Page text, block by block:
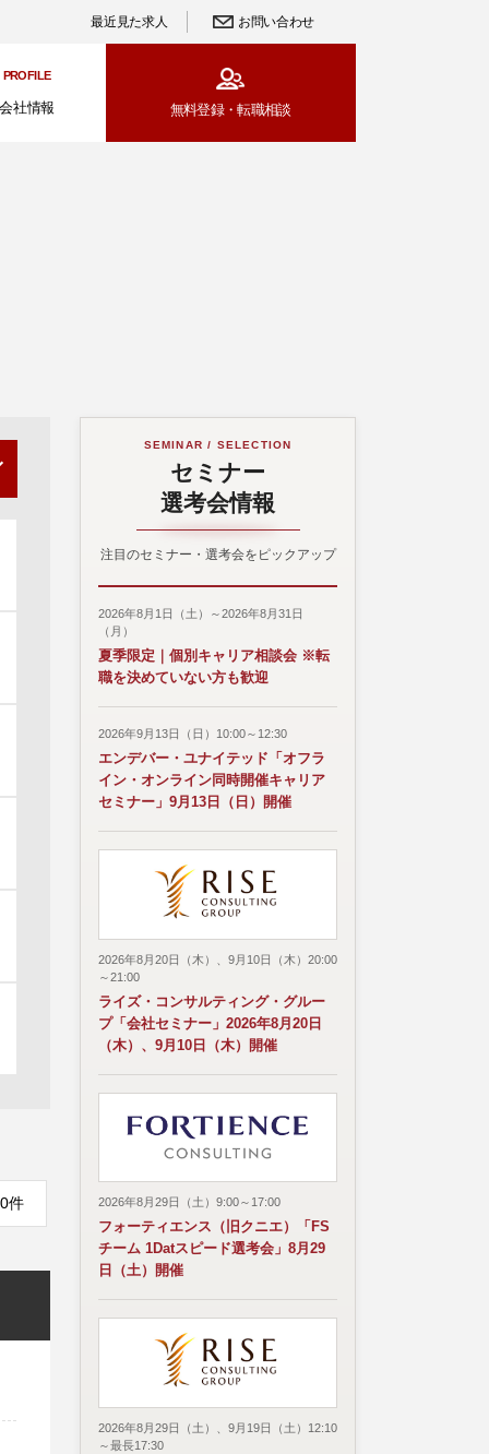
最近見た求人 お問い合わせ
PROFILE
会社情報 無料登録・転職相談
件
SEMINAR / SELECTION
セミナー
選考会情報
注目のセミナー・選考会をピックアップ
2026年8月1日（土）～2026年8月31日
（月）
夏季限定｜個別キャリア相談会 ※転
職を決めていない方も歓迎
2026年9月13日（日）10:00～12:30
エンデバー・ユナイテッド「オフラ
イン・オンライン同時開催キャリア
セミナー」9月13日（日）開催
2026年8月20日（木）、9月10日（木）20:00
～21:00
ライズ・コンサルティング・グルー
プ「会社セミナー」2026年8月20日
（木）、9月10日（木）開催
2026年8月29日（土）9:00～17:00
フォーティエンス（旧クニエ）「FS
チーム 1Datスピード選考会」8月29
日（土）開催
2026年8月29日（土）、9月19日（土）12:10
～最長17:30